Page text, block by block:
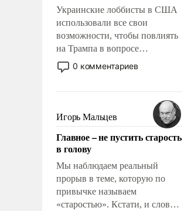
Украинские лоббисты в США
использовали все свои
возможности, чтобы повлиять
на Трампа в вопросе
предоставления вооружений
своим нанимателям. Вероятно,
консультирует Киев, пришла в
голову мысль: хорошо бы
продемонстрировать, что
Украина вступила в
вооруженное противостояние
с Ираном.
0 комментариев
Игорь Мальцев
Главное – не пустить старость
в голову
Мы наблюдаем реальный
прорыв в теме, которую по
привычке называем
«старостью». Кстати, и слово-